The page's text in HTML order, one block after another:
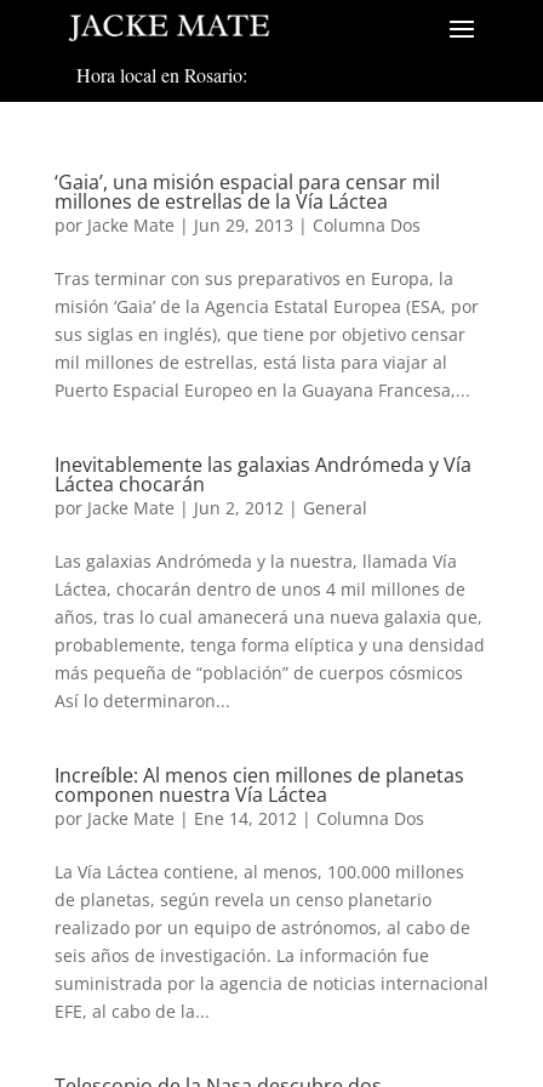
Hora local en Rosario:
‘Gaia’, una misión espacial para censar mil
millones de estrellas de la Vía Láctea
por Jacke Mate | Jun 29, 2013 | Columna Dos
Tras terminar con sus preparativos en Europa, la
misión ‘Gaia’ de la Agencia Estatal Europea (ESA, por
sus siglas en inglés), que tiene por objetivo censar
mil millones de estrellas, está lista para viajar al
Puerto Espacial Europeo en la Guayana Francesa,...
Inevitablemente las galaxias Andrómeda y Vía
Láctea chocarán
por Jacke Mate | Jun 2, 2012 | General
Las galaxias Andrómeda y la nuestra, llamada Vía
Láctea, chocarán dentro de unos 4 mil millones de
años, tras lo cual amanecerá una nueva galaxia que,
probablemente, tenga forma elíptica y una densidad
más pequeña de “población” de cuerpos cósmicos
Así lo determinaron...
Increíble: Al menos cien millones de planetas
componen nuestra Vía Láctea
por Jacke Mate | Ene 14, 2012 | Columna Dos
La Vía Láctea contiene, al menos, 100.000 millones
de planetas, según revela un censo planetario
realizado por un equipo de astrónomos, al cabo de
seis años de investigación. La información fue
suministrada por la agencia de noticias internacional
EFE, al cabo de la...